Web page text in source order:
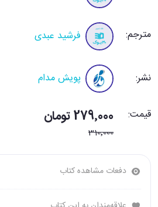
مترجم: فرشید عبدی
نشر: پویش مدام
قیمت: 279٬000 تومان
310٬000
دفعات مشاهده کتاب